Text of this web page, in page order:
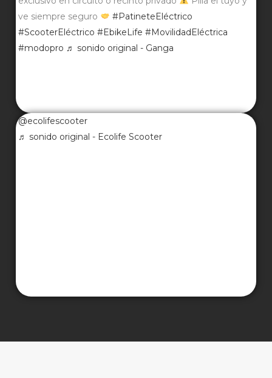
ve siempre seguro
#PatineteEléctrico
#ScooterEléctrico #EbikeLife #MovilidadEléctrica
#modopro ♬ sonido original - Ganga
@ecolifescooter
♬ sonido original - Ecolife Scooter